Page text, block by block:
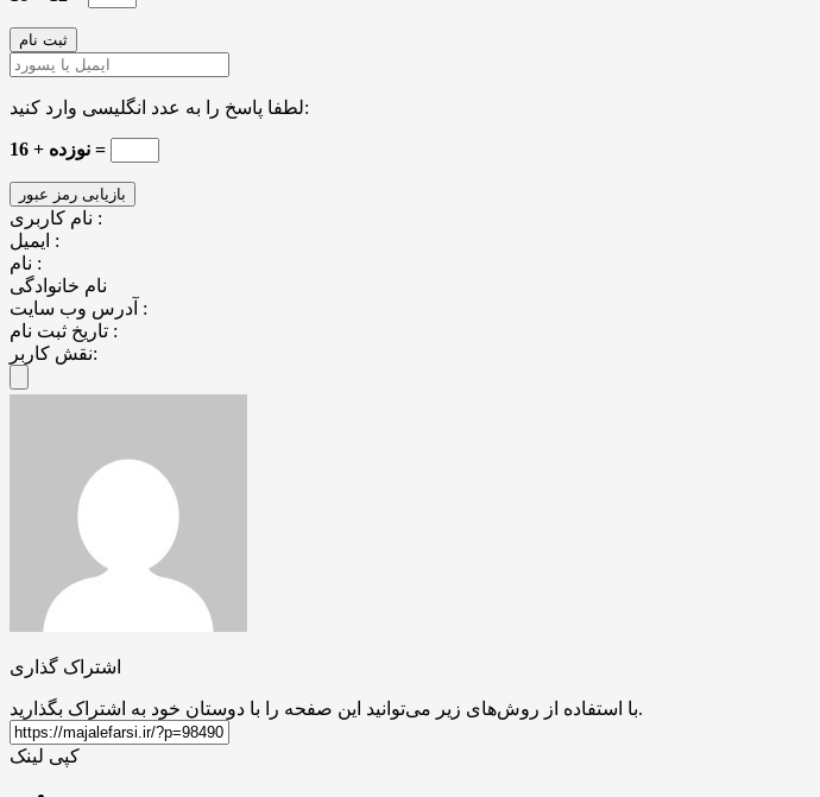
لطفا پاسخ را به عدد انگلیسی وارد کنید:
نوزده + 16 =
نام کاربری :
ایمیل :
نام :
نام خانوادگی
آدرس وب سایت :
تاریخ ثبت نام :
نقش کاربر:
اشتراک گذاری
با استفاده از روش‌های زیر می‌توانید این صفحه را با دوستان خود به اشتراک بگذارید.
کپی لینک